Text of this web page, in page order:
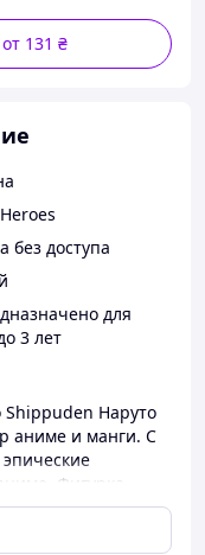
131 ₴
без доступа
для
3 лет
Наруто
аниме и манги. С
Фигурка
Mega Naruto